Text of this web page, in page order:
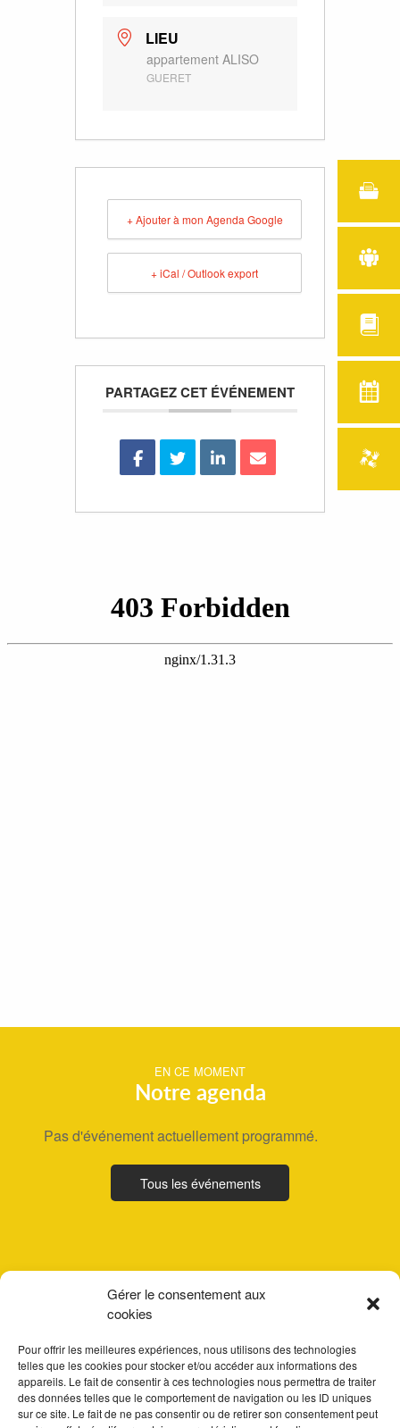
Gérer le consentement aux
cookies
Pour offrir les meilleures expériences, nous utilisons des technologies
telles que les cookies pour stocker et/ou accéder aux informations des
appareils. Le fait de consentir à ces technologies nous permettra de traiter
des données telles que le comportement de navigation ou les ID uniques
sur ce site. Le fait de ne pas consentir ou de retirer son consentement peut
LIEU
appartement ALISO
GUERET
+ Ajouter à mon Agenda Google
+ iCal / Outlook export
PARTAGEZ CET ÉVÉNEMENT
EN CE MOMENT
Notre agenda
Pas d'événement actuellement programmé.
Tous les événements